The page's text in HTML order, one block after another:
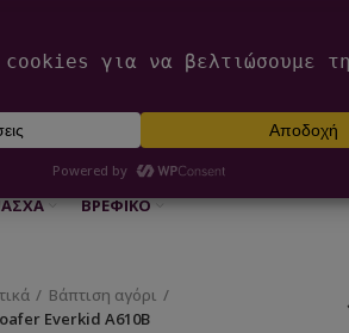
ΕΊΣΟΔΟΣ / ΕΓΓΡΑΦΉ
ΒΡΕΦΙΚΌ
Βάπτιση αγόρι
Everkid A610B